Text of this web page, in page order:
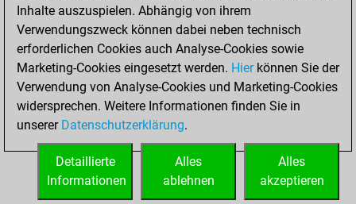
Bauer setzt Matt
Erstickte Matts
Unterverwandlungen
0
Türme auf der siebten
0
STARTSEITE
Inhalte auszuspielen. Abhängig von ihrem
Verwendungszweck können dabei neben technisch
erforderlichen Cookies auch Analyse-Cookies sowie
Marketing-Cookies eingesetzt werden. Hierkönnen Sie der
Verwendung von Analyse-Cookies und Marketing-Cookies
widersprechen. Weitere Informationen finden Sie in
unserer Datenschutzerklärung.
Alles
akzeptieren
Alles
ablehnen
Detaillierte
Informationen